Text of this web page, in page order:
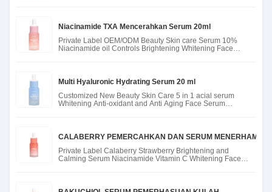
Niacinamide TXA Mencerahkan Serum 20ml
Private Label OEM/ODM Beauty Skin care Serum 10%
Niacinamide oil Controls Brightening Whitening Face
Multi Hyaluronic Hydrating Serum 20 ml
Customized New Beauty Skin Care 5 in 1 acial serum
Whitening Anti-oxidant and Anti Aging Face Serum
CALABERRY PEMERCAHKAN DAN SERUM MENERHAM
Private Label Calaberry Strawberry Brightening and
Calming Serum Niacinamide Vitamin C Whitening Face